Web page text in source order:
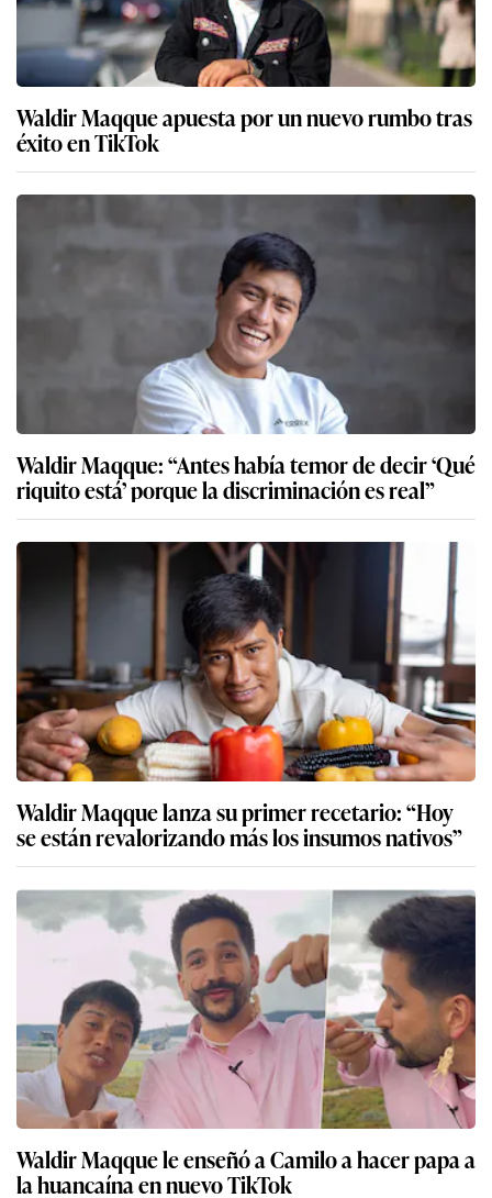
Waldir Maqque apuesta por un nuevo rumbo tras
éxito en TikTok
Waldir Maqque: “Antes había temor de decir ‘Qué
riquito está’ porque la discriminación es real”
Waldir Maqque lanza su primer recetario: “Hoy
se están revalorizando más los insumos nativos”
Waldir Maqque le enseñó a Camilo a hacer papa a
la huancaína en nuevo TikTok